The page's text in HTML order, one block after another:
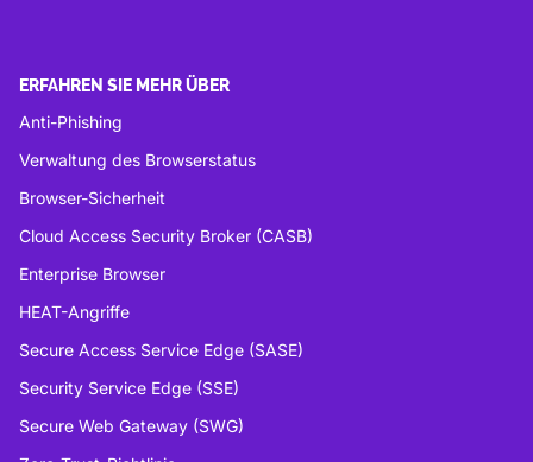
ERFAHREN SIE MEHR ÜBER
Anti-Phishing
Verwaltung des Browserstatus
Browser-Sicherheit
Cloud Access Security Broker (CASB)
Enterprise Browser
HEAT-Angriffe
Secure Access Service Edge (SASE)
Security Service Edge (SSE)
Secure Web Gateway (SWG)